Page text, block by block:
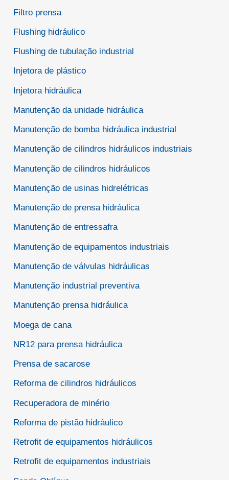
Filtro prensa
Flushing hidráulico
Flushing de tubulação industrial
Injetora de plástico
Injetora hidráulica
Manutenção da unidade hidráulica
Manutenção de bomba hidráulica industrial
Manutenção de cilindros hidráulicos industriais
Manutenção de cilindros hidráulicos
Manutenção de usinas hidrelétricas
Manutenção de prensa hidráulica
Manutenção de entressafra
Manutenção de equipamentos industriais
Manutenção de válvulas hidráulicas
Manutenção industrial preventiva
Manutenção prensa hidráulica
Moega de cana
NR12 para prensa hidráulica
Prensa de sacarose
Reforma de cilindros hidráulicos
Recuperadora de minério
Reforma de pistão hidráulico
Retrofit de equipamentos hidráulicos
Retrofit de equipamentos industriais